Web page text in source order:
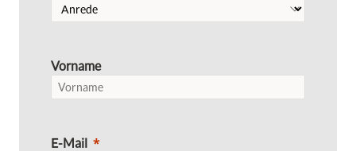
Vorname
E-Mail